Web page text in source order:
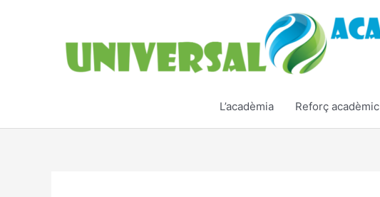
L’acadèmia Reforç acadèmic